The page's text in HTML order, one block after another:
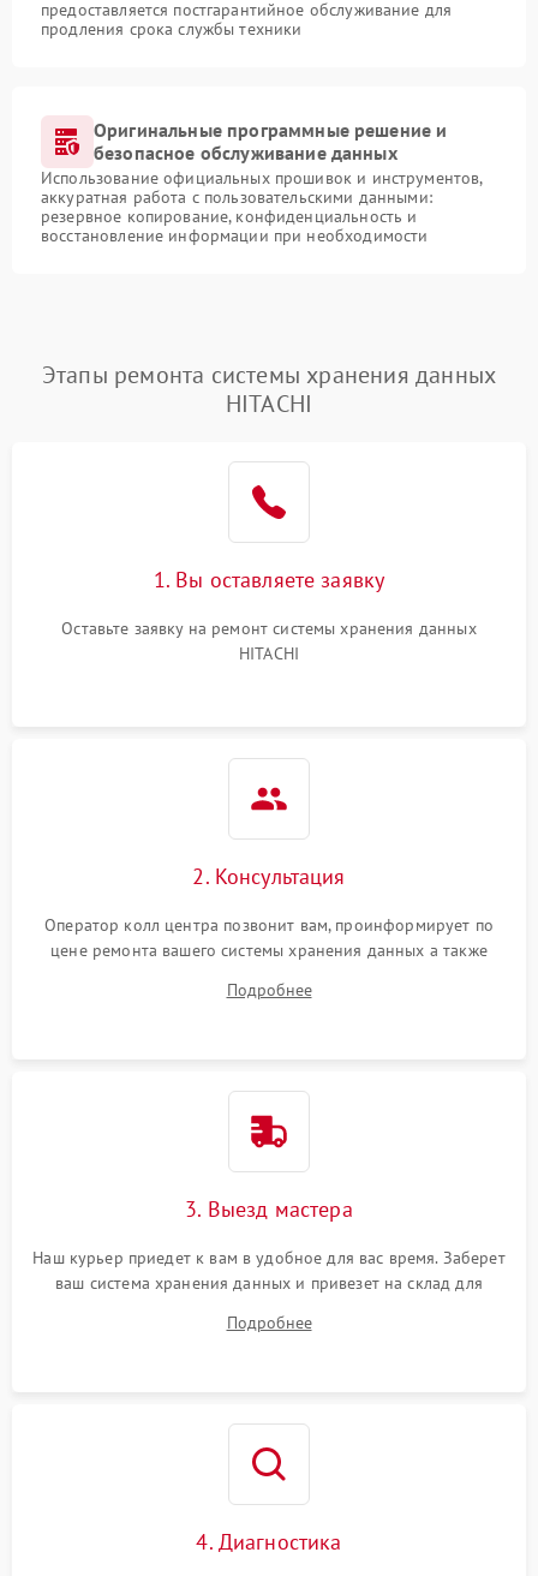
предоставляется постгарантийное обслуживание для
продления срока службы техники
Оригинальные программные решение и
безопасное обслуживание данных
Использование официальных прошивок и инструментов,
аккуратная работа с пользовательскими данными:
резервное копирование, конфиденциальность и
восстановление информации при необходимости
Этапы ремонта системы хранения данных
HITACHI
1. Вы оставляете заявку
Оставьте заявку на ремонт системы хранения данных
HITACHI
2. Консультация
Оператор колл центра позвонит вам, проинформирует по
цене ремонта вашего системы хранения данных а также
Подробнее
3. Выезд мастера
Наш курьер приедет к вам в удобное для вас время. Заберет
ваш система хранения данных и привезет на склад для
Подробнее
4. Диагностика